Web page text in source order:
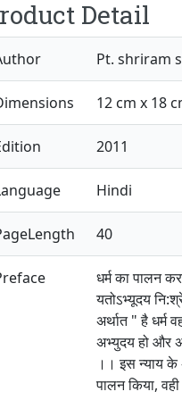
Detail
Pt. shriram
12 cm x 18
2011
Hindi
40
धर्म का पालन
यतोऽभ्यूदय
अर्थात " है धर्म
अभ्युदय हो और
।। इस न्याय के
पालन किया,